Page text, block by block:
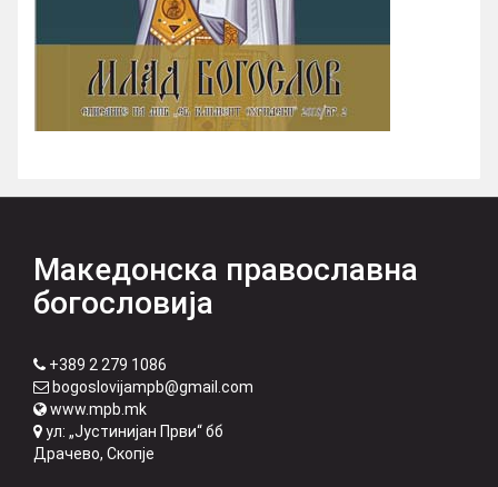
Македонска православна
богословија
+389 2 279 1086
bogoslovijampb@gmail.com
www.mpb.mk
ул: „Јустинијан Први“ бб
Драчево, Скопје